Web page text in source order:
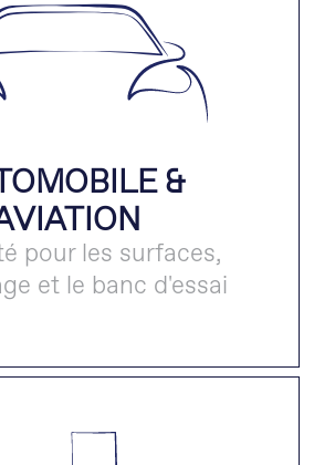
&
pour les surfaces,
et le banc d'essai